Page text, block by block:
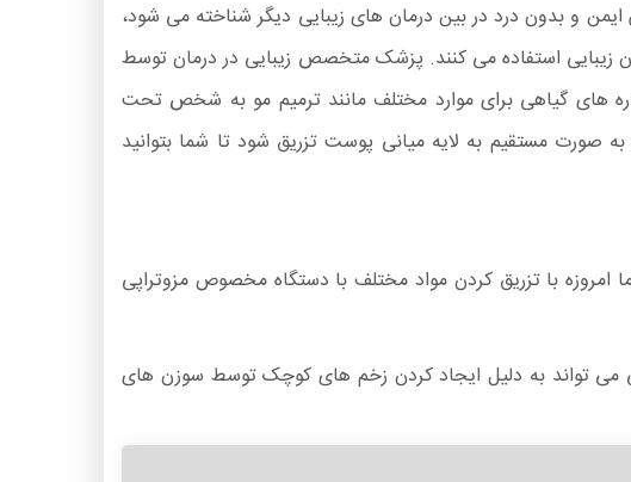
و بدون درد در بین درمان های زیبایی دیگر شناخته می شود،
زیبایی استفاده می کنند. پزشک متخصص زیبایی در درمان توسط
های گیاهی برای موارد مختلف مانند ترمیم مو به شخص تحت
صورت مستقیم به لایه میانی پوست تزریق شود تا شما بتوانید
با تزریق کردن مواد مختلف با دستگاه مخصوص مزوتراپی
می تواند به دلیل ایجاد کردن زخم های کوچک توسط سوزن های